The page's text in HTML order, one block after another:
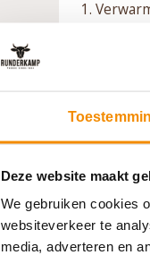
Deze website maakt
We gebruiken cookies
websiteverkeer te
media, adverteren en
1.
reepjes
over de
dan de
het bord.